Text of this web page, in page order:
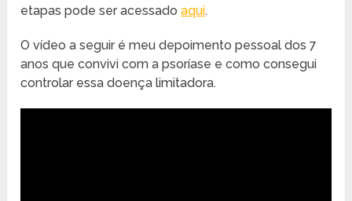
etapas pode ser acessadoaqui.
O vídeo a seguir é meu depoimento pessoal dos 7
anos que convivi com a psoríase e como consegui
controlar essa doença limitadora.